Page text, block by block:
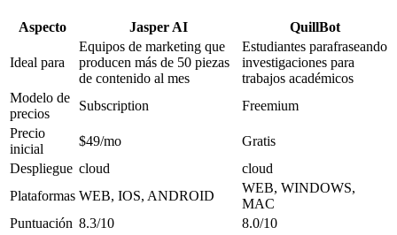
Aspecto Jasper AI QuillBot
Ideal para
Equipos de marketing que
producen más de 50 piezas
de contenido al mes
Estudiantes parafraseando
investigaciones para
trabajos académicos
Modelo de
precios
Subscription
Freemium
Precio
inicial
$49/mo
Gratis
Despliegue cloud
cloud
Plataformas WEB, IOS, ANDROID
WEB, WINDOWS,
MAC
Puntuación 8.3/10 8.0/10